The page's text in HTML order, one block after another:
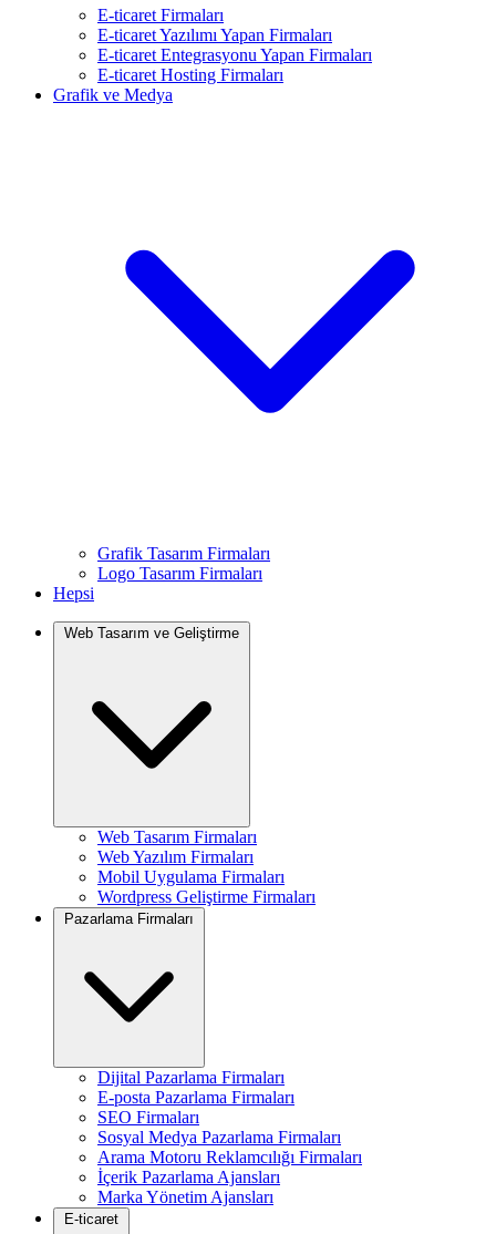
E-ticaret Firmaları
E-ticaret Yazılımı Yapan Firmaları
E-ticaret Entegrasyonu Yapan Firmaları
E-ticaret Hosting Firmaları
Grafik ve Medya
Grafik Tasarım Firmaları
Logo Tasarım Firmaları
Hepsi
Web Tasarım ve Geliştirme
Web Tasarım Firmaları
Web Yazılım Firmaları
Mobil Uygulama Firmaları
Wordpress Geliştirme Firmaları
Pazarlama Firmaları
Dijital Pazarlama Firmaları
E-posta Pazarlama Firmaları
SEO Firmaları
Sosyal Medya Pazarlama Firmaları
Arama Motoru Reklamcılığı Firmaları
İçerik Pazarlama Ajansları
Marka Yönetim Ajansları
E-ticaret